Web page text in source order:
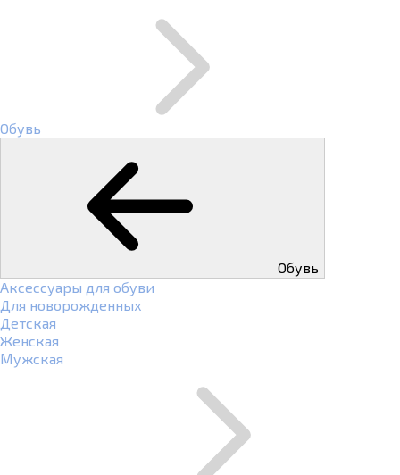
Обувь
Обувь
Аксессуары для обуви
Для новорожденных
Детская
Женская
Мужская